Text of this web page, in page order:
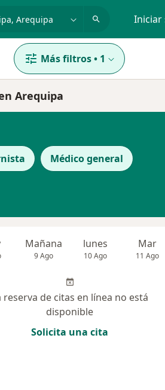
Iniciar
Más filtros• 1
Arequipa
Médico general
Mañana
9 Ago
lunes
10 Ago
Mar
11 Ago
reserva de citas en línea no está
disponible
Solicita una cita